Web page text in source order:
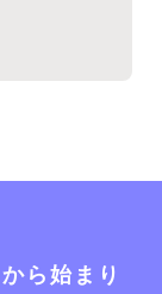
ら始まり